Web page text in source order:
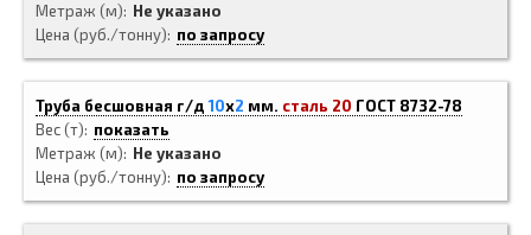
Метраж (м)
Не указано
Цена (руб./тонну)
по запросу
Труба бесшовная г/д10x2 мм. сталь 20 ГОСТ 8732-78
Вес (т)
показать
Метраж (м)
Не указано
Цена (руб./тонну)
по запросу